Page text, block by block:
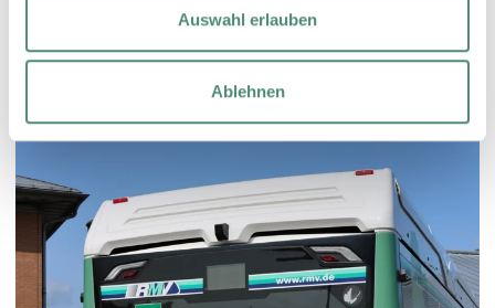
Auswahl erlauben
Ablehnen